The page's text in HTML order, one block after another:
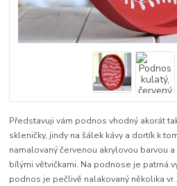
Představuji vám podnos vhodný akorát
skleničky, jindy na šálek kávy a dortík k
namalovaný červenou akrylovou barvou
bílými větvičkami. Na podnose je patrná
podnos je pečlivě nalakovaný několika